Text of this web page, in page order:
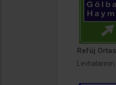
Refüj